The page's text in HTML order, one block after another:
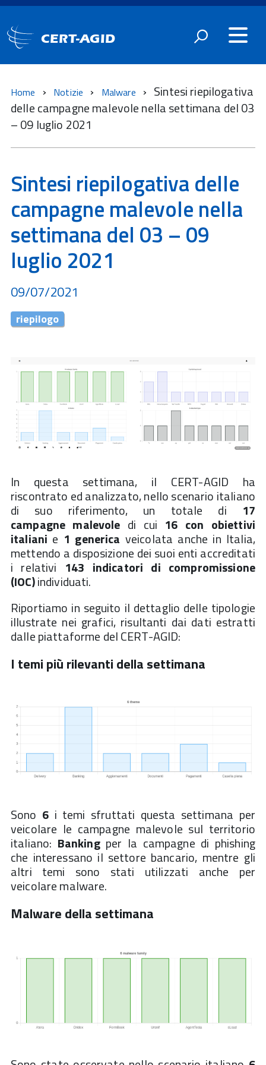
CERT-AGID
Home Notizie Malware
Sintesi riepilogativa
delle campagne malevole nella settimana del 03
– 09 luglio 2021
Sintesi riepilogativa delle
campagne malevole nella
settimana del 03 – 09
luglio 2021
09/07/2021
riepilogo
In questa settimana, il CERT-AGID ha
riscontrato ed analizzato, nello scenario italiano
di suo riferimento, un totale di 17
campagne malevole di cui 16 con obiettivi
italiani e 1 generica veicolata anche in Italia,
mettendo a disposizione dei suoi enti accreditati
i relativi 143 indicatori di compromissione
(IOC)individuati.
Riportiamo in seguito il dettaglio delle tipologie
illustrate nei grafici, risultanti dai dati estratti
dalle piattaforme del CERT-AGID:
I temi più rilevanti della settimana
Sono 6 i temi sfruttati questa settimana per
veicolare le campagne malevole sul territorio
italiano: Bankingper la campagne di phishing
che interessano il settore bancario, mentre gli
altri temi sono stati utilizzati anche per
veicolare malware.
Malware della settimana